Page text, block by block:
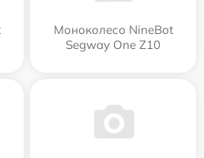
Моноколесо NineBot
Segway One Z10